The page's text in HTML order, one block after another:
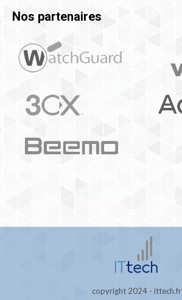
Nos partenaires
copyright 2024 - ittech.fr